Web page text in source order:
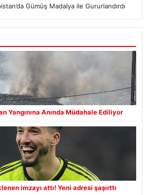
Gümüş Madalya ile Gururlandırdı
Yangınına Anında Müdahale Ediliyor
imzayı attı! Yeni adresi şaşırttı